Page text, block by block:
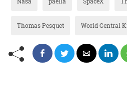
Thomas Pesquet World Central